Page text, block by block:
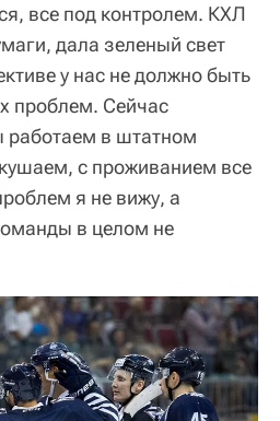
все под контролем. КХЛ
дала зеленый свет
у нас не должно быть
проблем. Сейчас
работаем в штатном
с проживанием все
я не вижу, а
в целом не